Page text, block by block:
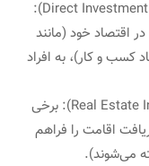
برنامه‌های سرمایه‌گذاری مستقیم (Direct Investment Programs):
اقتصاد خود (مانند
کسب و کار)، به افراد
برنامه‌های خرید ملک (Real Estate Investment Programs): برخی
اقامت را فراهم
می‌شوند).